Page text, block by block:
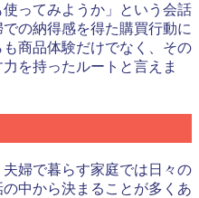
使ってみようか」という会話
の納得感を得た購買行動に
商品体験だけでなく、その
を持ったルートと言えま
婦で暮らす家庭では日々の
中から決まることが多くあ